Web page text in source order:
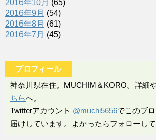
2016年10月 (65)
2016年9月 (54)
2016年8月 (61)
2016年7月 (45)
プロフィール
神奈川県在住。MUCHIM＆KORO。詳細
ちらへ。
Twitterアカウント @muchi5656でこのブ
届けしています。よかったらフォローして